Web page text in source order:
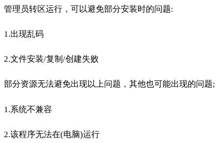
管理员转区运行，可以避免部分安装时的问题:
1.出现乱码
2.文件安装/复制/创建失败
部分资源无法避免出现以上问题，其他也可能出现的问题;
1.系统不兼容
2.该程序无法在(电脑)运行